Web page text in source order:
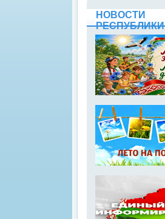
НОВОСТИ
РЕСПУБЛИКИ